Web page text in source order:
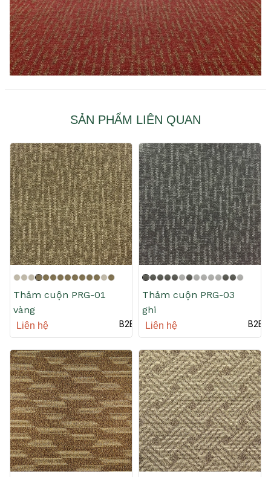
SẢN PHẨM LIÊN QUAN
Thảm cuộn PRG-01
vàng
Liên hệ B2B
Thảm cuộn PRG-03
ghi
Liên hệ B2B